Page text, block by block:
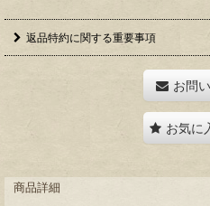
返品特約に関する重要事項
お問
お気に
商品詳細